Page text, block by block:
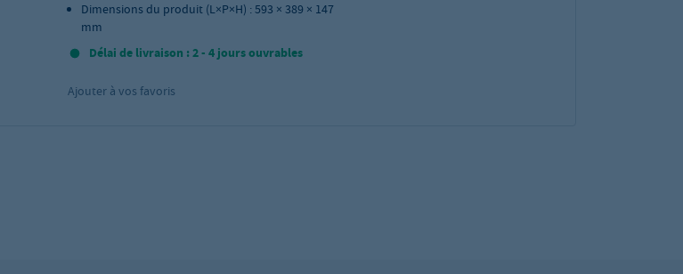
Dimensions du produit (L×P×H) : 593 × 389 × 147
mm
Délai de livraison : 2 - 4 jours ouvrables
Ajouter à vos favoris